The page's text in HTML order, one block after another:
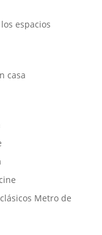
espacios
casa
Metro de